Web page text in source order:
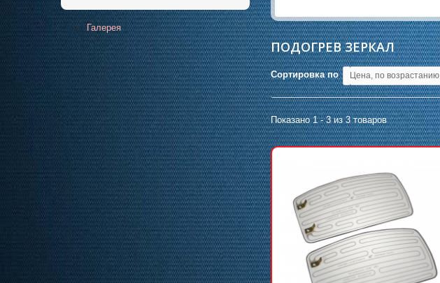
Галерея
ПОДОГРЕВ ЗЕРКАЛ
Сортировка по Цена, по возрастанию
Показано 1 - 3 из 3 товаров